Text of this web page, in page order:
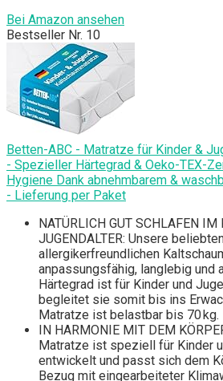
Bei Amazon ansehen
Bestseller Nr. 10
Betten-ABC - Matratze für Kinder &
- Spezieller Härtegrad & Oeko-TEX-
Hygiene Dank abnehmbarem &
- Lieferung per Paket
NATÜRLICH GUT SCHLAFEN IM
JUGENDALTER: Unsere
allergikerfreundlichen
anpassungsfähig, langlebig und
Härtegrad ist für Kinder und
begleitet sie somit bis ins
Matratze ist belastbar bis 70 kg.
IN HARMONIE MIT DEM
Matratze ist speziell für Kinder
entwickelt und passt sich dem
Bezug mit eingearbeiteter